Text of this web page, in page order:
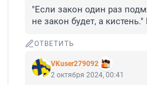
"Если закон один раз
не закон будет, а
ОТВЕТИТЬ
VKuser279092
2 октября 2024, 00:41